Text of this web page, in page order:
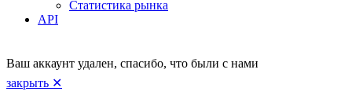
Статистика рынка
API
Ваш аккаунт удален, спасибо, что были с нами
закрыть ✕